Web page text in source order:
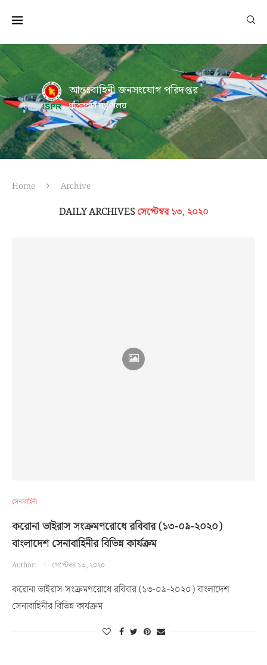
আন্তঃবাহিনী জনসংযোগ পরিদপ্তর
প্রতিরক্ষা মন্ত্রণালয়
Home Archive
DAILY ARCHIVES সেপ্টেম্বর ১৩, ২০২০
সেনাবাহিনী
করোনা ভাইরাস সংক্রমণরোধে রবিবার (১৩-০৯-২০২০)
বাংলাদেশ সেনাবাহিনীর বিভিন্ন কার্যক্রম
Author: সেপ্টেম্বর ১৩, ২০২০
করোনা ভাইরাস সংক্রমণরোধে রবিবার (১৩-০৯-২০২০) বাংলাদেশ
সেনাবাহিনীর বিভিন্ন কার্যক্রম